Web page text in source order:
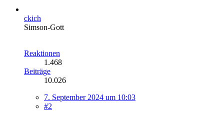
ckich
Simson-Gott
Reaktionen
1.468
Beiträge
10.026
7. September 2024 um 10:03
#2